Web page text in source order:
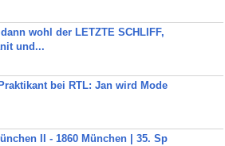
wohl der LETZTE SCHLIFF,
und...
bei RTL: Jan wird Mode
II - 1860 München | 35. Sp